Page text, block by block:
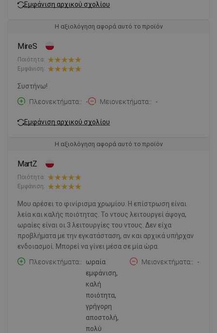
Εμφάνιση αρχικού σχολίου
Η αξιολόγηση αφορά αυτό το προϊόν
MireS
Ποιότητα:
Εμφάνιση:
Συστήνω!
Πλεονεκτήματα:
- Μειονεκτήματα: -
Εμφάνιση αρχικού σχολίου
Η αξιολόγηση αφορά αυτό το προϊόν
MartZ
Ποιότητα:
Εμφάνιση:
Μου αρέσει το φινίρισμα χρωμίου. Η επίστρωση είναι
λεία και καλής ποιότητας. Το ντους λειτουργεί άψογα,
ωραίες είναι οι 3 λειτουργίες του ντους. Δεν είχα
προβλήματα με την εγκατάσταση, αν και αρχικά υπήρχαν
ενδοιασμοί. Μπορεί να γίνει μέσα σε μία ώρα.
Πλεονεκτήματα:
ωραία
εμφάνιση,
καλή
ποιότητα,
γρήγορη
αποστολή,
πολύ
Μειονεκτήματα: -